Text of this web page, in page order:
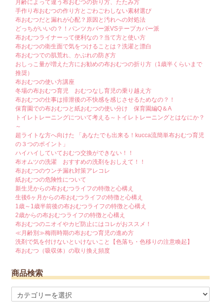
月齢によって違う布おむつの折り方、たたみ方
手作り布おむつの作り方とごわごわしない素材選び
布おむつだと漏れが心配？原因と汚れへの対処法
どっちがいいの？！パンツカバー派VSテープカバー派
布おむつライナーって便利なの？当て方と使い方
布おむつの衛生面で気をつけることは？洗濯と漂白
布おむつでの肌荒れ、かぶれの防ぎ方
おしっこ量が増えた方にお勧めの布おむつの折り方（1歳半くらいまで
推奨）
布おむつの使い方講座
冬場の布おむつ育児 おむつなし育児の乗り越え方
布おむつの仕事は排泄後の不快感を感じさせるためなの？！
保育園での布おむつと紙おむつの使い分け 保育園編Q＆A
トイレトレーニングについて考える～トイレトレーニングとはなにか？
～
超ライトな方へ向けた 「あなたでも出来る！kucca流簡単布おむつ育児
の３つのポイント」
ハイハイしていておむつ交換ができない！！
布オムツの洗濯 おすすめの洗剤をおしえて！！
布おむつのウンチ漏れ対策アレコレ
紙おむつの危険性について
新生児からの布おむつライフの特徴と心構え
生後6ヶ月からの布おむつライフの特徴と心構え
1歳～1歳半前後の布おむつライフの特徴と心構え
2歳からの布おむつライフの特徴と心構え
布おむつのニオイやカビ防止にはコレがおススメ！
≪月齢別≫梅雨時期の布おむつ育児の進め方
洗剤で気を付けないといけないこと【色落ち・色移りの注意喚起】
布おむつ（吸収体）の取り換え頻度
商品検索